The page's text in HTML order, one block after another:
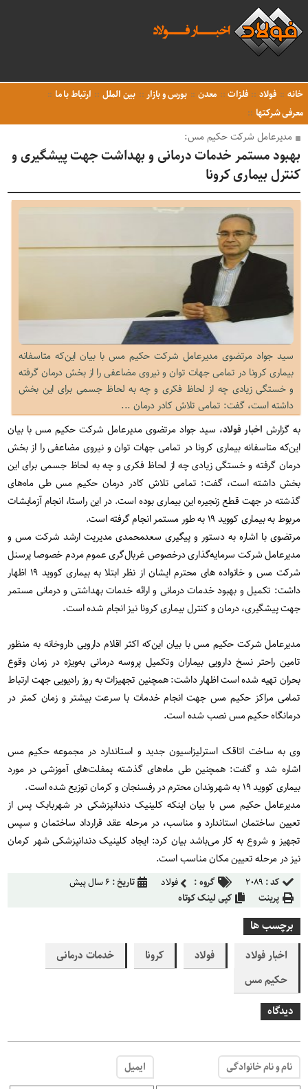
خانه فولاد فلزات معدن بورس و بازار بین الملل
ارتباط با ما
معرفی شرکتها
مدیرعامل شرکت حکیم مس:
بهبود مستمر خدمات درمانی و بهداشت جهت پیشگیری و
کنترل بیماری کرونا
سید جواد مرتضوی مدیرعامل شرکت حکیم مس با بیان این‌که متاسفانه
بیماری کرونا در تمامی جهات توان و نیروی مضاعفی را از بخش درمان گرفته
و خستگی زیادی چه از لحاظ فکری و چه به لحاظ جسمی برای این بخش
داشته است، گفت: تمامی تلاش کادر درمان ...
به گزارش اخبار فولاد، سید جواد مرتضوی مدیرعامل شرکت حکیم مس با بیان
این‌که متاسفانه بیماری کرونا در تمامی جهات توان و نیروی مضاعفی را از بخش
درمان گرفته و خستگی زیادی چه از لحاظ فکری و چه به لحاظ جسمی برای این
بخش داشته است، گفت: تمامی تلاش کادر درمان حکیم مس طی ماه‌های
گذشته در جهت قطع زنجیره این بیماری بوده است. در این راستا، انجام آزمایشات
مربوط به بیماری کووید ۱۹ به طور مستمر انجام گرفته است.
مرتضوی با اشاره به دستور و پیگیری سعدمحمدی مدیریت ارشد شرکت مس و
مدیرعامل شرکت سرمایه‌گذاری درخصوص غربال‌گری عموم مردم خصوصا پرسنل
شرکت مس و خانواده های محترم ایشان از نظر ابتلا به بیماری کووید ۱۹ اظهار
داشت: تکمیل و بهبود خدمات درمانی و ارائه خدمات بهداشتی و درمانی مستمر
جهت پیشگیری، درمان و کنترل بیماری کرونا نیز انجام شده است.
مدیرعامل شرکت حکیم مس با بیان این‌که اکثر اقلام دارویی داروخانه به منظور
تامین راحتر نسخ دارویی بیماران وتکمیل پروسه درمانی به‌ویژه در زمان وقوع
بحران تهیه شده است اظهار داشت: همچنین تجهیزات به روز رادیویی جهت ارتباط
تمامی مراکز حکیم مس جهت انجام خدمات با سرعت بیشتر و زمان کمتر در
درمانگاه حکیم مس نصب شده است.
وی به ساخت اتاقک استرلیزاسیون جدید و استاندارد در مجموعه حکیم مس
اشاره شد و گفت: همچنین طی ماه‌های گذشته پمفلت‌های آموزشی در مورد
بیماری کووید ۱۹ به شهروندان محترم در رفسنجان و کرمان توزیع شده است.
مدیرعامل حکیم مس با بیان اینکه کلینیک دندانپزشکی در شهربابک پس از
تعیین ساختمان استاندارد و مناسب، در مرحله عقد قرارداد ساختمان و سپس
تجهیز و شروع به کار می‌باشد بیان کرد: ایجاد کلینیک دندانپزشکی شهر کرمان
نیز در مرحله تعیین مکان مناسب است.
کد : ۲۰۸۹ گروه : فولاد تاریخ : ۶ سال پیش
پرینت
کپی لینک کوتاه
برچسب ها
اخبار فولاد
فولاد کرونا
خدمات درمانی
حکیم مس
دیدگاه
نام و نام خانوادگی ایمیل